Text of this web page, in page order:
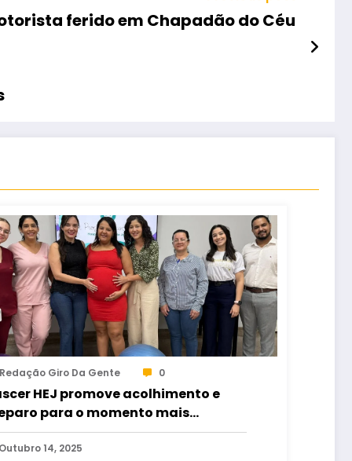
ferido em Chapadão do Céu
Redação Giro Da Gente 0
HEJ promove acolhimento e
para o momento mais
da maternidade
Outubro 14, 2025